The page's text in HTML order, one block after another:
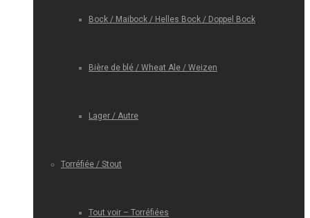
Bock / Maibock / Helles Bock / Doppel Bock
Bière de blé / Wheat Ale / Weizen
Lager / Autre
Torréfiée / Stout
Tout voir – Torréfiées